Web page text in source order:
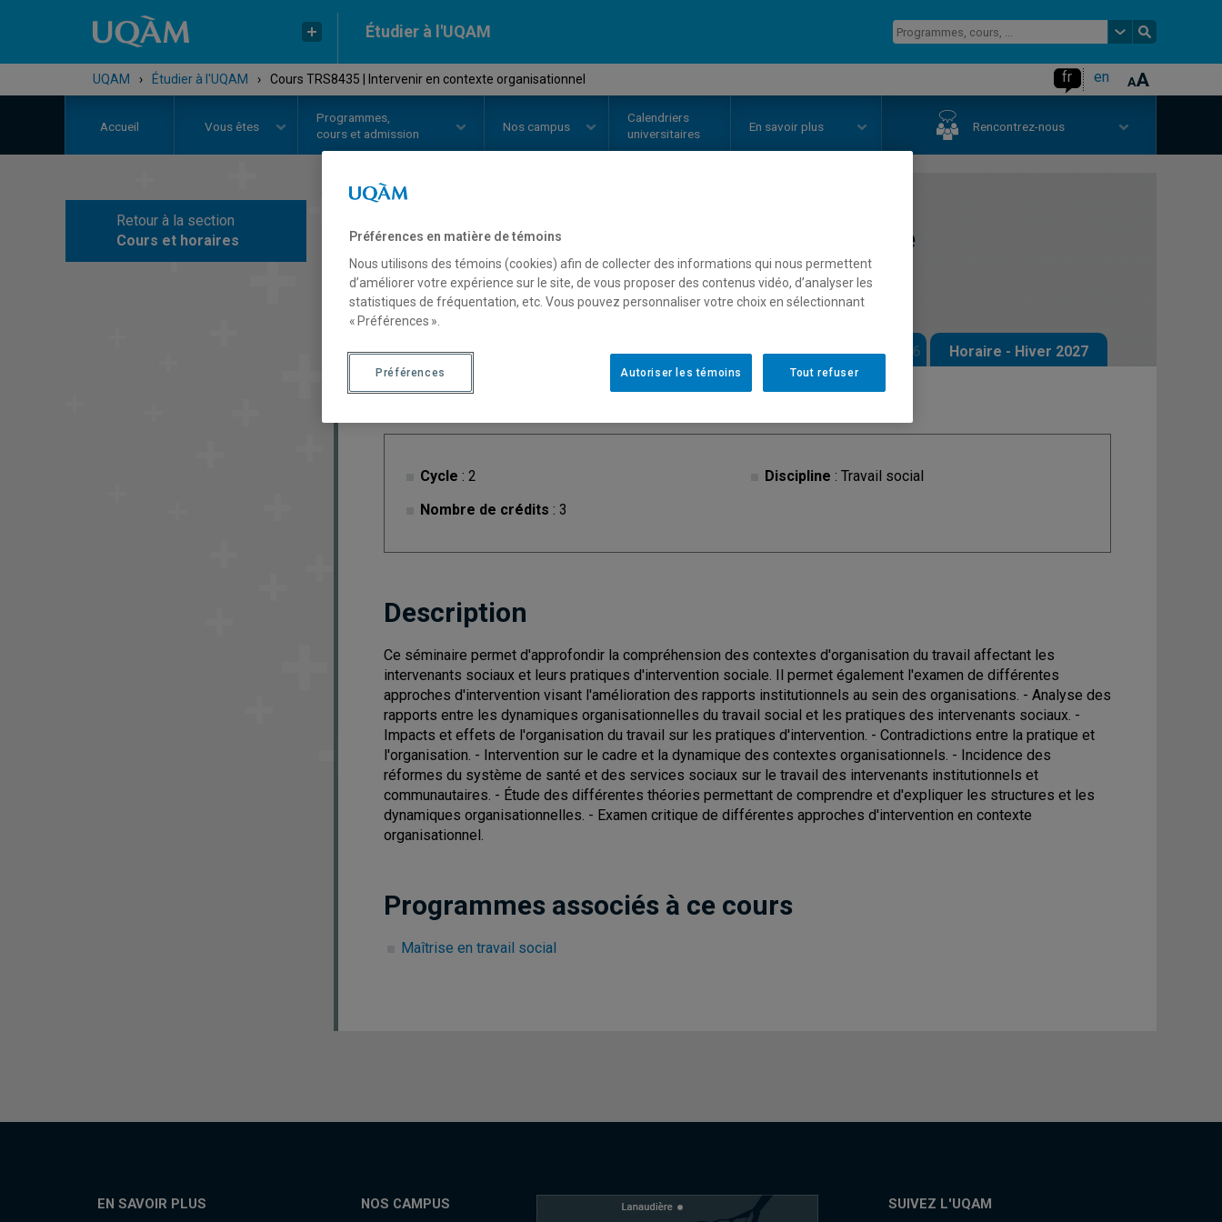
Étudier à l'UQAM
UQAM › Étudier à l'UQAM › Cours TRS8435 | Intervenir en contexte organisationnel fr en
Accueil Vous êtes
Programmes,
cours et admission
Nos campus
Calendriers
universitaires
En savoir plus Rencontrez-nous
Retour à la section
Cours et horaires
COURS// TRS8435
Intervenir en contexte
organisationnel
Description Horaire - Été 2026 Horaire - Automne 2026 Horaire - Hiver 2027
Cycle : 2
Nombre de crédits : 3
Discipline : Travail social
Description
Ce séminaire permet d'approfondir la compréhension des contextes d'organisation du travail affectant les
intervenants sociaux et leurs pratiques d'intervention sociale. Il permet également l'examen de différentes
approches d'intervention visant l'amélioration des rapports institutionnels au sein des organisations. - Analyse des
rapports entre les dynamiques organisationnelles du travail social et les pratiques des intervenants sociaux. -
Impacts et effets de l'organisation du travail sur les pratiques d'intervention. - Contradictions entre la pratique et
l'organisation. - Intervention sur le cadre et la dynamique des contextes organisationnels. - Incidence des
réformes du système de santé et des services sociaux sur le travail des intervenants institutionnels et
communautaires. - Étude des différentes théories permettant de comprendre et d'expliquer les structures et les
dynamiques organisationnelles. - Examen critique de différentes approches d'intervention en contexte
organisationnel.
Programmes associés à ce cours
Maîtrise en travail social
EN SAVOIR PLUS NOS CAMPUS SUIVEZ L'UQAM
Préférences en matière de témoins
Nous utilisons des témoins (cookies) afin de collecter des informations qui nous permettent
d’améliorer votre expérience sur le site, de vous proposer des contenus vidéo, d’analyser les
statistiques de fréquentation, etc. Vous pouvez personnaliser votre choix en sélectionnant
« Préférences ».
Tout refuser
Autoriser les témoins
Préférences